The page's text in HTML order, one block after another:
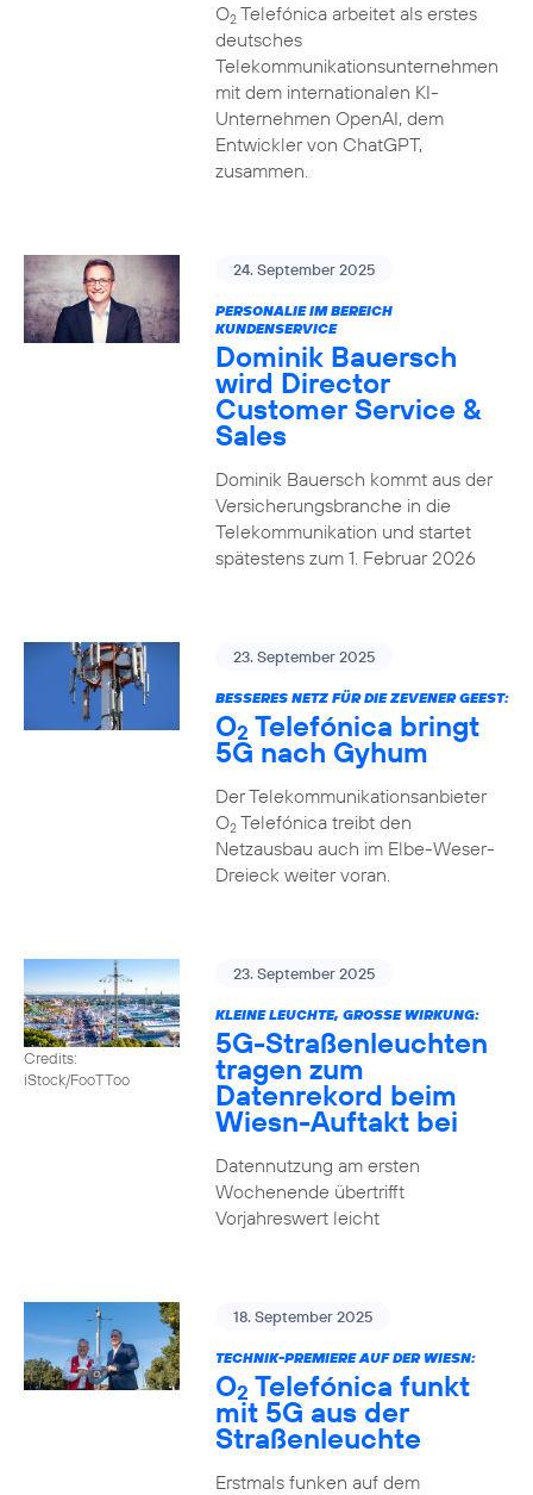
O2Telefónica arbeitet als erstes
deutsches
Telekommunikationsunternehmen
mit dem internationalen KI-
Unternehmen OpenAI, dem
Entwickler von ChatGPT,
zusammen.
24. September 2025
PERSONALIE IM BEREICH
KUNDENSERVICE
Dominik Bauersch
wird Director
Customer Service &
Sales
Dominik Bauersch kommt aus der
Versicherungsbranche in die
Telekommunikation und startet
spätestens zum 1. Februar 2026
23. September 2025
BESSERES NETZ FÜR DIE ZEVENER GEEST:
O2 Telefónica bringt
5G nach Gyhum
Der Telekommunikationsanbieter
O2Telefónica treibt den
Netzausbau auch im Elbe-Weser-
Dreieck weiter voran.
Credits:
iStock/FooTToo
23. September 2025
KLEINE LEUCHTE, GROSSE WIRKUNG:
5G-Straßenleuchten
tragen zum
Datenrekord beim
Wiesn-Auftakt bei
Datennutzung am ersten
Wochenende übertrifft
Vorjahreswert leicht
18. September 2025
TECHNIK-PREMIERE AUF DER WIESN:
O2 Telefónica funkt
mit 5G aus der
Straßenleuchte
Erstmals funken auf dem